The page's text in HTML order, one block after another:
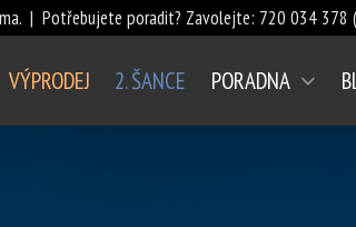
| Potřebujete poradit? Zavolejte: 720 034 378
VÝPRODEJ 2. ŠANCE PORADNA